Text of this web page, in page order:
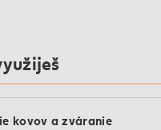
kovov a zváranie